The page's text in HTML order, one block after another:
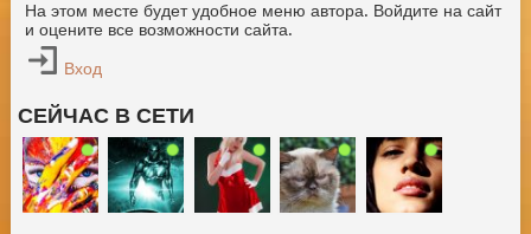
На этом месте будет удобное меню автора. Войдите на сайт
и оцените все возможности сайта.
Вход
СЕЙЧАС В СЕТИ